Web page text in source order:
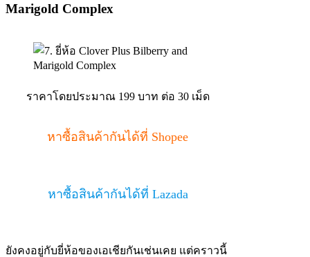
Marigold Complex
ราคาโดยประมาณ 199 บาท ต่อ 30 เม็ด
หาซื้อสินค้ากันได้ที่ Shopee
หาซื้อสินค้ากันได้ที่ Lazada
ยังคงอยู่กับยี่ห้อของเอเชียกันเช่นเคย แต่คราวนี้